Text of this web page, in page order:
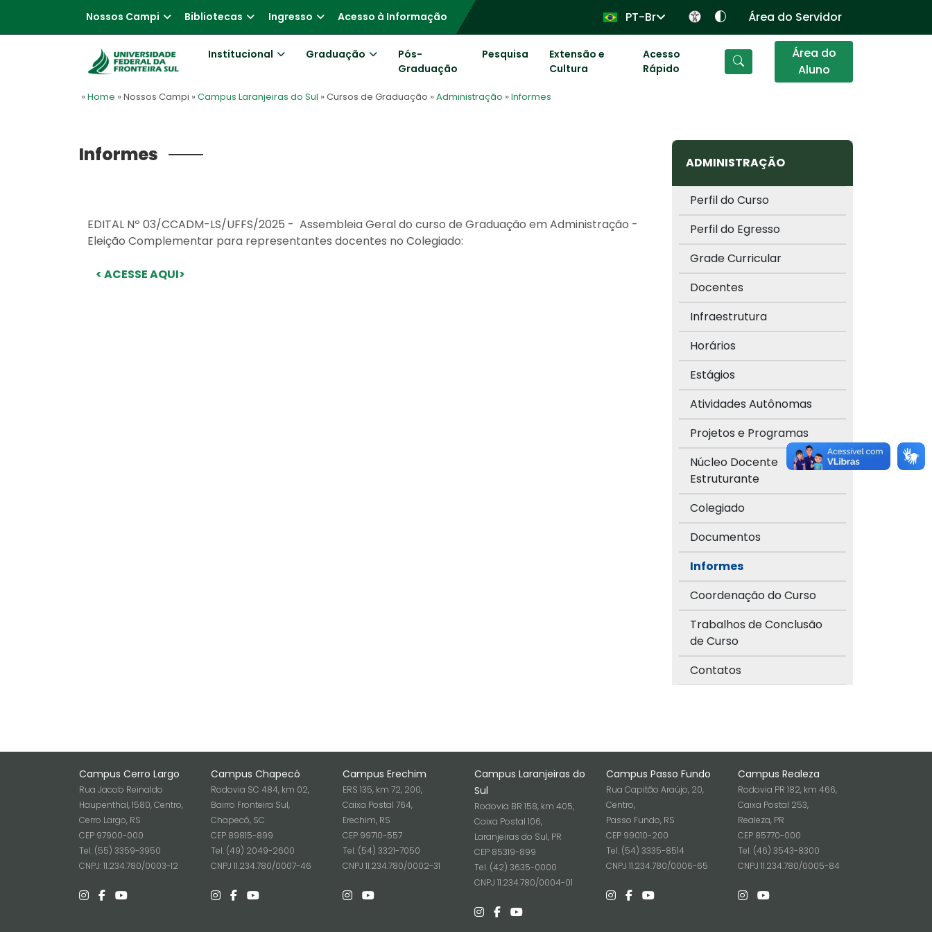
Nossos Campi Bibliotecas Ingresso Acesso à Informação PT-Br Área do Servidor
Institucional Graduação
Pós-
Graduação
Pesquisa
Extensão e
Cultura
Acesso
Rápido
Área do
Aluno
» Home » Nossos Campi » Campus Laranjeiras do Sul » Cursos de Graduação » Administração » Informes
Informes
EDITAL Nº 03/CCADM-LS/UFFS/2025 - Assembleia Geral do curso de Graduação em Administração -
Eleição Complementar para representantes docentes no Colegiado:
< ACESSE AQUI>
ADMINISTRAÇÃO
Perfil do Curso
Perfil do Egresso
Grade Curricular
Docentes
Infraestrutura
Horários
Estágios
Atividades Autônomas
Projetos e Programas
Núcleo Docente
Estruturante
Colegiado
Documentos
Informes
Coordenação do Curso
Trabalhos de Conclusão
de Curso
Contatos
Campus Cerro Largo
Rua Jacob Reinaldo
Haupenthal, 1580, Centro,
Cerro Largo, RS
CEP 97900-000
Tel. (55) 3359-3950
CNPJ: 11.234.780/0003-12
Campus Chapecó
Rodovia SC 484, km 02,
Bairro Fronteira Sul,
Chapecó, SC
CEP 89815-899
Tel. (49) 2049-2600
CNPJ 11.234.780/0007-46
Campus Erechim
ERS 135, km 72, 200,
Caixa Postal 764,
Erechim, RS
CEP 99710-557
Tel. (54) 3321-7050
CNPJ 11.234.780/0002-31
Campus Laranjeiras do
Sul
Rodovia BR 158, km 405,
Caixa Postal 106,
Laranjeiras do Sul, PR
CEP 85319-899
Tel. (42) 3635-0000
CNPJ 11.234.780/0004-01
Campus Passo Fundo
Rua Capitão Araújo, 20,
Centro,
Passo Fundo, RS
CEP 99010-200
Tel. (54) 3335-8514
CNPJ 11.234.780/0006-65
Campus Realeza
Rodovia PR 182, km 466,
Caixa Postal 253,
Realeza, PR
CEP 85770-000
Tel. (46) 3543-8300
CNPJ 11.234.780/0005-84